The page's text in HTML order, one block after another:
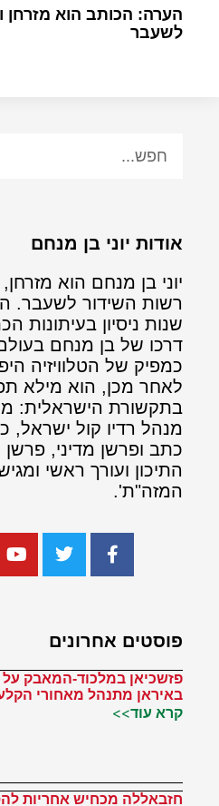
הערה: הכותב הוא מזרחן
לשעבר
אודות יוני בן מנחם
יוני בן מנחם הוא
רשות השידור לשעבר.
שנות ניסיון בעיתונות
דרכו של בן מנחם
כמפיק של הטלוויזיה
לאחר מכן, הוא מילא
בתקשורת הישראלית:
מנהל רדיו קול ישראל,
כתב ופרשן מדיני, פרשן
התיכון ועורך ראשי
המזה"ת'.
פוסטים אחרונים
פזשכיאן במלכוד-המאבק על
באיראן מתנהל מאחורי
קרא עוד>>
חזבאללה מכחיש אחריות